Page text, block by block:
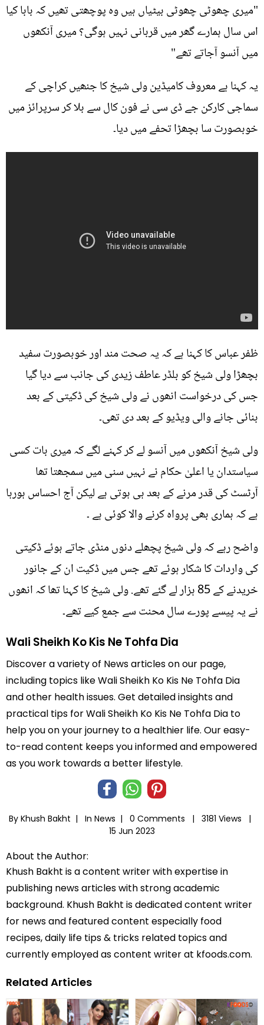
"میری چھوٹی چھوٹی بیٹیاں ہیں وہ پوچھتی تھیں کہ بابا کیا
اس سال ہمارے گھر میں قربانی نہیں ہوگی؟ میری آنکھوں
میں آنسو آجاتے تھے"
یہ کہنا ہے معروف کامیڈین ولی شیخ کا جنھیں کراچی کے
سماجی کارکن جے ڈی سی نے فون کال سے بلا کر سرپرائز میں
خوبصورت سا بچھڑا تحفے میں دیا۔
ظفر عباس کا کہنا ہے کہ یہ صحت مند اور خوبصورت سفید
بچھڑا ولی شیخ کو بلڈر عاطف زیدی کی جانب سے دیا گیا
جس کی درخواست انھوں نے ولی شیخ کی ڈکیتی کے بعد
بنائی جانے والی ویڈیو کے بعد دی تھی۔
ولی شیخ آنکھوں میں آنسو لے کر کہنے لگے کہ میری بات کسی
سیاستدان یا اعلیٰ حکام نے نہیں سنی میں سمجھتا تھا
آرٹسٹ کی قدر مرنے کے بعد ہی ہوتی ہے لیکن آج احساس ہورہا
ہے کہ ہماری بھی پرواہ کرنے والا کوئی ہے ۔
واضح رہے کہ ولی شیخ پچھلے دنوں منڈی جاتے ہوئے ڈکیتی
کی واردات کا شکار ہوئے تھے جس میں ڈکیت ان کے جانور
خریدنے کے 85 ہزار لے گئے تھے. ولی شیخ کا کہنا تھا کہ انھوں
نے یہ پیسے پورے سال محنت سے جمع کیے تھے۔
Wali Sheikh Ko Kis Ne Tohfa Dia
Discover a variety of News articles on our page,
including topics like Wali Sheikh Ko Kis Ne Tohfa Dia
and other health issues. Get detailed insights and
practical tips for Wali Sheikh Ko Kis Ne Tohfa Dia to
help you on your journey to a healthier life. Our easy-
to-read content keeps you informed and empowered
as you work towards a better lifestyle.
By Khush Bakht | In News | 0 Comments |
3181 Views |
15 Jun 2023
About the Author:
Khush Bakht is a content writer with expertise in
publishing news articles with strong academic
background. Khush Bakht is dedicated content writer
for news and featured content especially food
recipes, daily life tips & tricks related topics and
currently employed as content writer at kfoods.com.
Related Articles